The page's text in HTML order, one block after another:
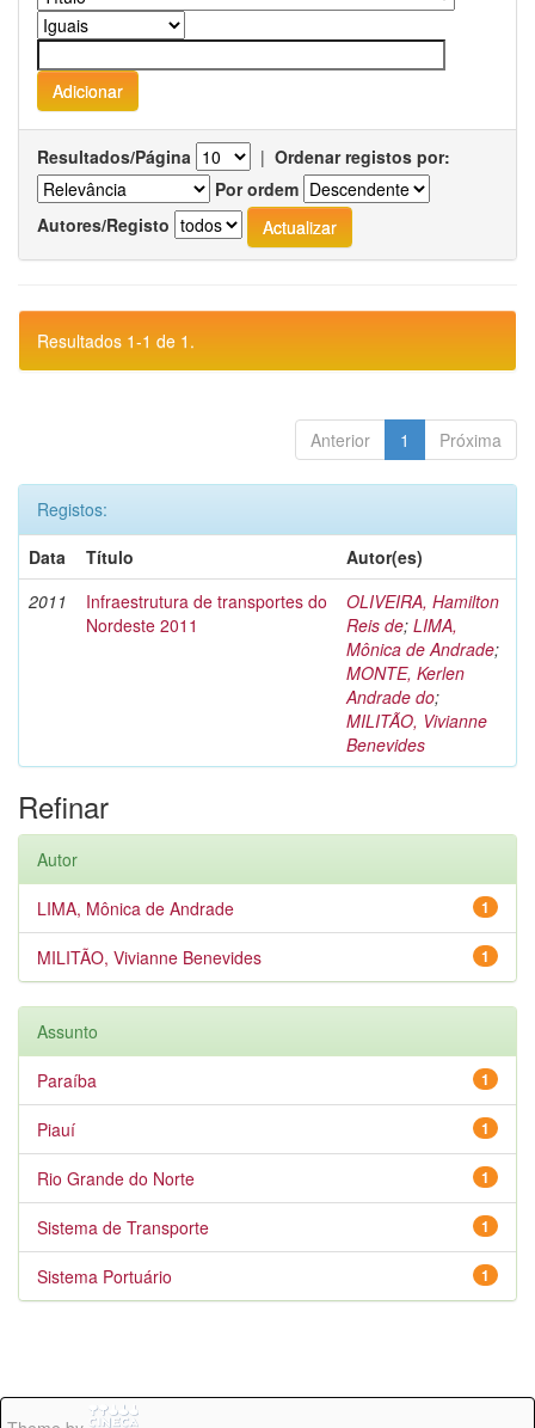
Resultados/Página | Ordenar registos por:
Por ordem
Autores/Registo
Resultados 1-1 de 1.
Anterior 1 Próxima
Registos:
Data
Título
Autor(es)
2011
Infraestrutura de transportes do
Nordeste 2011
OLIVEIRA, Hamilton
Reis de; LIMA,
Mônica de Andrade;
MONTE, Kerlen
Andrade do;
MILITÃO, Vivianne
Benevides
Refinar
Autor
1
LIMA, Mônica de Andrade
1
MILITÃO, Vivianne Benevides
Assunto
1
Paraíba
1
Piauí
1
Rio Grande do Norte
1
Sistema de Transporte
1
Sistema Portuário